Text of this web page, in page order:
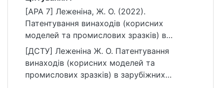
[APA 7] Леженіна, Ж. О. (2022).
Патентування винаходів (корисних
моделей та промислових зразків) в
зарубіжних країнах [Магістерська робота,
Київський національний університет імені
Тараса Шевченка]. eKNUTSHIR.
https://ir.library.knu.ua/handle/123456789/34
[ДСТУ] Леженіна Ж. О. Патентування
винаходів (корисних моделей та
промислових зразків) в зарубіжних